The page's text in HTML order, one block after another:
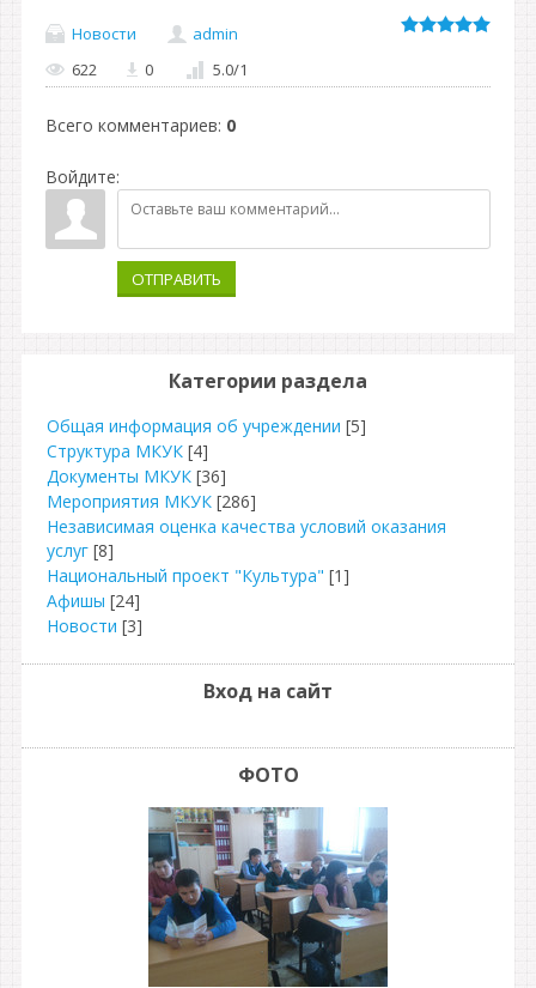
Новости
admin
622
0 5.0/1
Всего комментариев: 0
Войдите:
ОТПРАВИТЬ
Категории раздела
Общая информация об учреждении [5]
Структура МКУК [4]
Документы МКУК [36]
Мероприятия МКУК [286]
Независимая оценка качества условий оказания
услуг [8]
Национальный проект "Культура" [1]
Афишы [24]
Новости [3]
Вход на сайт
ФОТО